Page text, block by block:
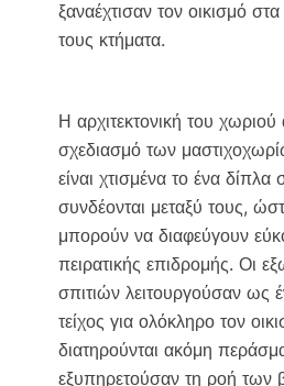
ξαναέχτισαν τον οικισμό
τους κτήματα.
Η αρχιτεκτονική του χωριού
σχεδιασμό των
είναι χτισμένα το ένα δίπλα
συνδέονται μεταξύ τους,
μπορούν να διαφεύγουν
πειρατικής επιδρομής. Οι
σπιτιών λειτουργούσαν ως
τείχος για ολόκληρο τον
διατηρούνται ακόμη
εξυπηρετούσαν τη ροή των